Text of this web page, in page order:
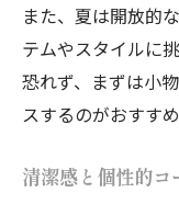
大人のた
夏コーデ
なし
40代男女
個性的コ
また、夏は開放的
テムやスタイルに
恐れず、まずは小
スするのがおすすめ
清潔感と個性的コ